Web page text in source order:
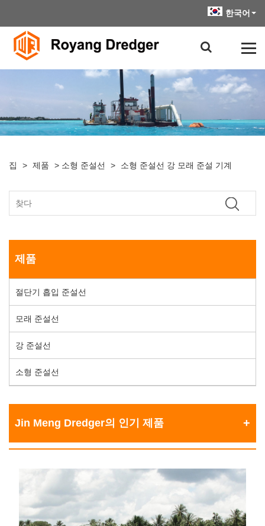
한국어
집 > 제품 > 소형 준설선 > 소형 준설선 강 모래 준설 기계
제품
절단기 흡입 준설선
모래 준설선
강 준설선
소형 준설선
Jin Meng Dredger의 인기 제품